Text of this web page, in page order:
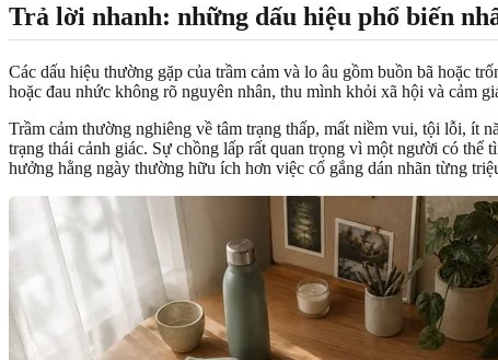
Trả lời nhanh: những dấu hiệu phổ biến
Các dấu hiệu thường gặp của trầm cảm và lo âu gồm buồn bã hoặc
hoặc đau nhức không rõ nguyên nhân, thu mình khỏi xã hội và cảm
Trầm cảm thường nghiêng về tâm trạng thấp, mất niềm vui, tội lỗi, ít
trạng thái cảnh giác. Sự chồng lấp rất quan trọng vì một người có
hưởng hằng ngày thường hữu ích hơn việc cố gắng dán nhãn từng